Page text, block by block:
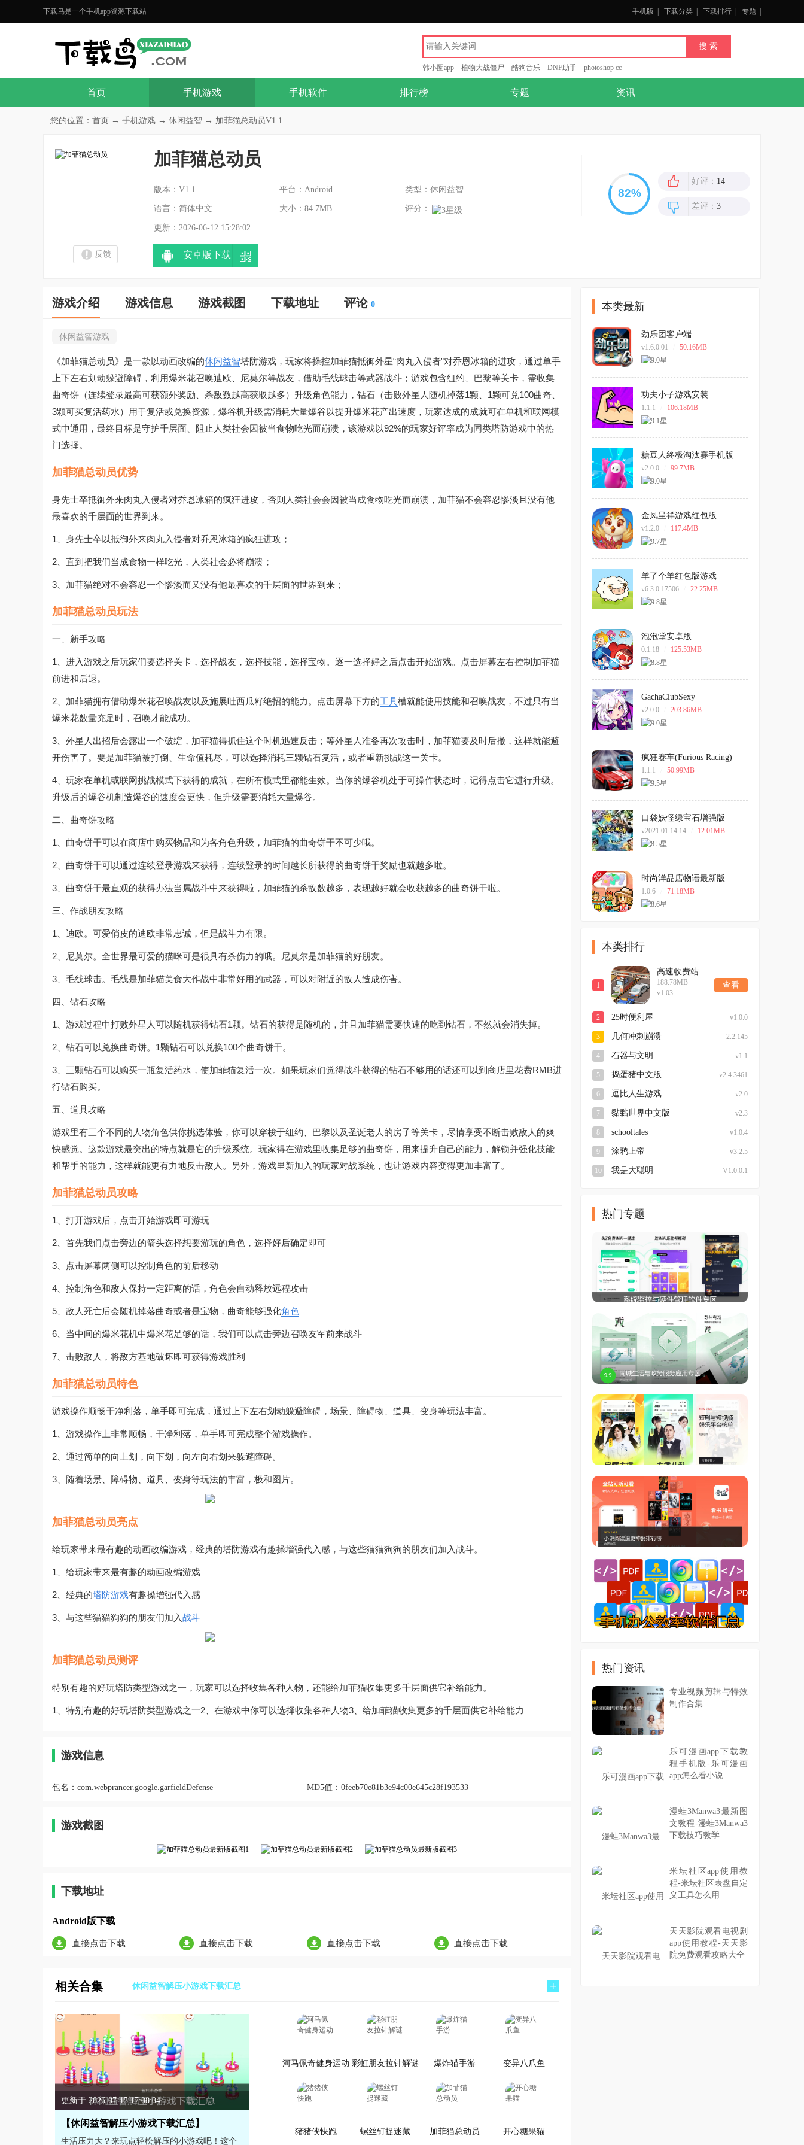
下载鸟是一个手机app资源下载站 手机版 下载分类 下载排行 专题
韩小圈app 植物大战僵尸 酷狗音乐 DNF助手 photoshop cc
首页 手机游戏 手机软件 排行榜 专题 资讯
您的位置： 首页 → 手机游戏 → 休闲益智 → 加菲猫总动员V1.1
加菲猫总动员
版本：V1.1 平台：Android 类型：休闲益智
语言：简体中文 大小：84.7MB 评分：
更新：2026-06-12 15:28:02
反馈 安卓版下载
好评： 14
差评： 3
游戏介绍 游戏信息 游戏截图 下载地址 评论 0
休闲益智游戏
《加菲猫总动员》是一款以动画改编的休闲益智塔防游戏，玩家将操控加菲猫抵御外星“肉丸入侵者”对乔恩冰箱的进攻，通过单手
上下左右划动躲避障碍，利用爆米花召唤迪欧、尼莫尔等战友，借助毛线球击等武器战斗；游戏包含纽约、巴黎等关卡，需收集
曲奇饼（连续登录最高可获额外奖励、杀敌数越高获取越多）升级角色能力，钻石（击败外星人随机掉落1颗、1颗可兑100曲奇、
3颗可买复活药水）用于复活或兑换资源，爆谷机升级需消耗大量爆谷以提升爆米花产出速度，玩家达成的成就可在单机和联网模
式中通用，最终目标是守护千层面、阻止人类社会因被当食物吃光而崩溃，该游戏以92%的玩家好评率成为同类塔防游戏中的热
门选择。
加菲猫总动员优势
身先士卒抵御外来肉丸入侵者对乔恩冰箱的疯狂进攻，否则人类社会会因被当成食物吃光而崩溃，加菲猫不会容忍惨淡且没有他
最喜欢的千层面的世界到来。
1、身先士卒以抵御外来肉丸入侵者对乔恩冰箱的疯狂进攻；
2、直到把我们当成食物一样吃光，人类社会必将崩溃；
3、加菲猫绝对不会容忍一个惨淡而又没有他最喜欢的千层面的世界到来；
加菲猫总动员玩法
一、新手攻略
1、进入游戏之后玩家们要选择关卡，选择战友，选择技能，选择宝物。逐一选择好之后点击开始游戏。点击屏幕左右控制加菲猫
前进和后退。
2、加菲猫拥有借助爆米花召唤战友以及施展吐西瓜籽绝招的能力。点击屏幕下方的工具槽就能使用技能和召唤战友，不过只有当
爆米花数量充足时，召唤才能成功。
3、外星人出招后会露出一个破绽，加菲猫得抓住这个时机迅速反击；等外星人准备再次攻击时，加菲猫要及时后撤，这样就能避
开伤害了。要是加菲猫被打倒、生命值耗尽，可以选择消耗三颗钻石复活，或者重新挑战这一关卡。
4、玩家在单机或联网挑战模式下获得的成就，在所有模式里都能生效。当你的爆谷机处于可操作状态时，记得点击它进行升级。
升级后的爆谷机制造爆谷的速度会更快，但升级需要消耗大量爆谷。
二、曲奇饼攻略
1、曲奇饼干可以在商店中购买物品和为各角色升级，加菲猫的曲奇饼干不可少哦。
2、曲奇饼干可以通过连续登录游戏来获得，连续登录的时间越长所获得的曲奇饼干奖励也就越多啦。
3、曲奇饼干最直观的获得办法当属战斗中来获得啦，加菲猫的杀敌数越多，表现越好就会收获越多的曲奇饼干啦。
三、作战朋友攻略
1、迪欧。可爱俏皮的迪欧非常忠诚，但是战斗力有限。
2、尼莫尔。全世界最可爱的猫咪可是很具有杀伤力的哦。尼莫尔是加菲猫的好朋友。
3、毛线球击。毛线是加菲猫美食大作战中非常好用的武器，可以对附近的敌人造成伤害。
四、钻石攻略
1、游戏过程中打败外星人可以随机获得钻石1颗。钻石的获得是随机的，并且加菲猫需要快速的吃到钻石，不然就会消失掉。
2、钻石可以兑换曲奇饼。1颗钻石可以兑换100个曲奇饼干。
3、三颗钻石可以购买一瓶复活药水，使加菲猫复活一次。如果玩家们觉得战斗获得的钻石不够用的话还可以到商店里花费RMB进
行钻石购买。
五、道具攻略
游戏里有三个不同的人物角色供你挑选体验，你可以穿梭于纽约、巴黎以及圣诞老人的房子等关卡，尽情享受不断击败敌人的爽
快感觉。这款游戏最突出的特点就是它的升级系统。玩家得在游戏里收集足够的曲奇饼，用来提升自己的能力，解锁并强化技能
和帮手的能力，这样就能更有力地反击敌人。另外，游戏里新加入的玩家对战系统，也让游戏内容变得更加丰富了。
加菲猫总动员攻略
1、打开游戏后，点击开始游戏即可游玩
2、首先我们点击旁边的箭头选择想要游玩的角色，选择好后确定即可
3、点击屏幕两侧可以控制角色的前后移动
4、控制角色和敌人保持一定距离的话，角色会自动释放远程攻击
5、敌人死亡后会随机掉落曲奇或者是宝物，曲奇能够强化角色
6、当中间的爆米花机中爆米花足够的话，我们可以点击旁边召唤友军前来战斗
7、击败敌人，将敌方基地破坏即可获得游戏胜利
加菲猫总动员特色
游戏操作顺畅干净利落，单手即可完成，通过上下左右划动躲避障碍，场景、障碍物、道具、变身等玩法丰富。
1、游戏操作上非常顺畅，干净利落，单手即可完成整个游戏操作。
2、通过简单的向上划，向下划，向左向右划来躲避障碍。
3、随着场景、障碍物、道具、变身等玩法的丰富，极和图片。
加菲猫总动员亮点
给玩家带来最有趣的动画改编游戏，经典的塔防游戏有趣操增强代入感，与这些猫猫狗狗的朋友们加入战斗。
1、给玩家带来最有趣的动画改编游戏
2、经典的塔防游戏有趣操增强代入感
3、与这些猫猫狗狗的朋友们加入战斗
加菲猫总动员测评
特别有趣的好玩塔防类型游戏之一，玩家可以选择收集各种人物，还能给加菲猫收集更多千层面供它补给能力。
1、特别有趣的好玩塔防类型游戏之一2、在游戏中你可以选择收集各种人物3、给加菲猫收集更多的千层面供它补给能力
游戏信息
包名： com.webprancer.google.garfieldDefense MD5值： 0feeb70e81b3e94c00e645c28f193533
游戏截图
下载地址
Android版下载
直接点击下载 直接点击下载 直接点击下载 直接点击下载
相关合集 休闲益智解压小游戏下载汇总 +
更新于 2026-07-15 17:08:04
【休闲益智解压小游戏下载汇总】
生活压力大？来玩点轻松解压的小游戏吧！这个
河马佩奇健身运动 彩虹朋友拉针解谜 爆炸猫手游 变异八爪鱼
猪猪侠快跑 螺丝钉捉迷藏 加菲猫总动员 开心糖果猫
本类最新
劲乐团客户端
v1.6.0.01 50.16MB
功夫小子游戏安装
1.1.1 106.18MB
糖豆人终极淘汰赛手机版
v2.0.0 99.7MB
金凤呈祥游戏红包版
v1.2.0 117.4MB
羊了个羊红包版游戏
v6.3.0.17506 22.25MB
泡泡堂安卓版
0.1.18 125.53MB
GachaClubSexy
v2.0.0 203.86MB
疯狂赛车(Furious Racing)
1.1.1 50.99MB
口袋妖怪绿宝石增强版
v2021.01.14.14 12.01MB
时尚洋品店物语最新版
1.0.6 71.18MB
本类排行
1
高速收费站
188.78MB
v1.03
查看
2 25时便利屋 v1.0.0
3 几何冲刺崩溃 2.2.145
4 石器与文明 v1.1
5 捣蛋猪中文版 v2.4.3461
6 逗比人生游戏 v2.0
7 黏黏世界中文版 v2.3
8 schooltales v1.0.4
9 涂鸦上帝 v3.2.5
10 我是大聪明 V1.0.0.1
热门专题
热门资讯
专业视频剪辑与特效
制作合集
乐可漫画app下载教
程手机版-乐可漫画
app怎么看小说
漫蛙3Manwa3最新图
文教程-漫蛙3Manwa3
下载技巧教学
米坛社区app使用教
程-米坛社区表盘自定
义工具怎么用
天天影院观看电视剧
app使用教程-天天影
院免费观看攻略大全